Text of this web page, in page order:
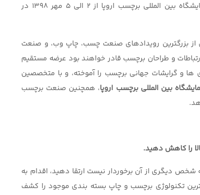
به گزارش پایگاه خبری شرکت نمایشگاه سازان ، برگزاری نمایشگاه بین المللی برچسب اروپا از 2 الی 5 مهر 1398 در
از بزرگترین رویدادهای صنعت چسب، چاپ وب، و صنعت
و طراحان برچسب قادر خواهند بود عرضه مستقیم
ها و گرایشات جهانی برچسب را آموخته، و با متخصصین
بین المللی برچسب اروپا، همچنین صنعت برچسب
را کاهش دهید.
شخص دیگری از آن برخوردار نیست ارتقا دهید، اقدام به
ترین تکنولوژی برچسب و چاپ بسته بندی موجود را کشف